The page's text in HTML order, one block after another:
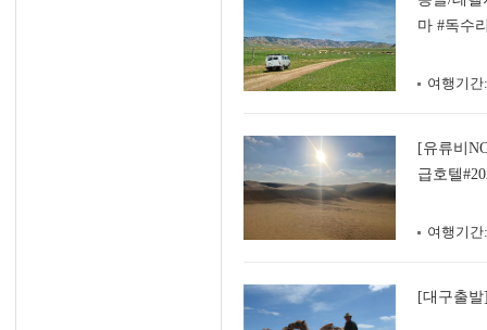
마 #독수
여행기간:
[유류비
급호텔
여행기간:
[대구출